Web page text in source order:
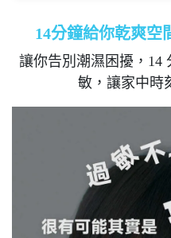
14分鐘給你乾爽空
讓你告別潮濕困擾，14
敏，讓家中時